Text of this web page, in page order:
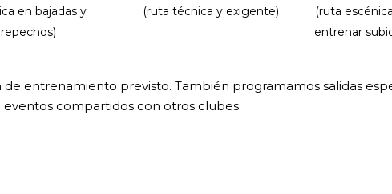
en bajadas y
repechos)
(ruta técnica y exigente)
(ruta
entrenar
entrenamiento previsto. También programamos salidas
eventos compartidos con otros clubes.